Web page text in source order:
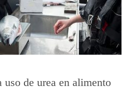
uso de urea en alimento